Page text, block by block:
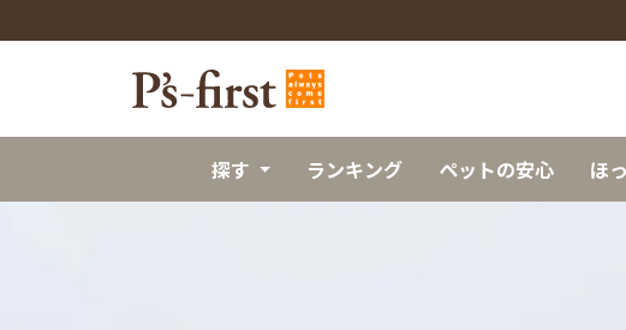
探す ランキング ペットの安心 ほ